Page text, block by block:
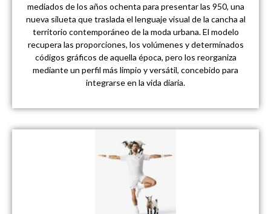
mediados de los años ochenta para presentar las 950, una
nueva silueta que traslada el lenguaje visual de la cancha al
territorio contemporáneo de la moda urbana. El modelo
recupera las proporciones, los volúmenes y determinados
códigos gráficos de aquella época, pero los reorganiza
mediante un perfil más limpio y versátil, concebido para
integrarse en la vida diaria.